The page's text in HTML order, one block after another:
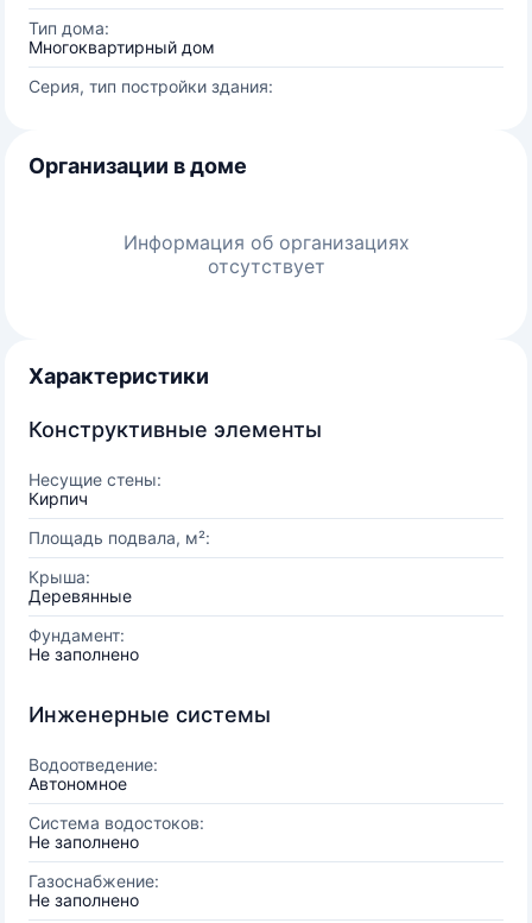
Тип дома:
Многоквартирный дом
Серия, тип постройки здания:
Организации в доме
Информация об организациях
отсутствует
Характеристики
Конструктивные элементы
Несущие стены:
Кирпич
Площадь подвала, м²:
Крыша:
Деревянные
Фундамент:
Не заполнено
Инженерные системы
Водоотведение:
Автономное
Система водостоков:
Не заполнено
Газоснабжение:
Не заполнено